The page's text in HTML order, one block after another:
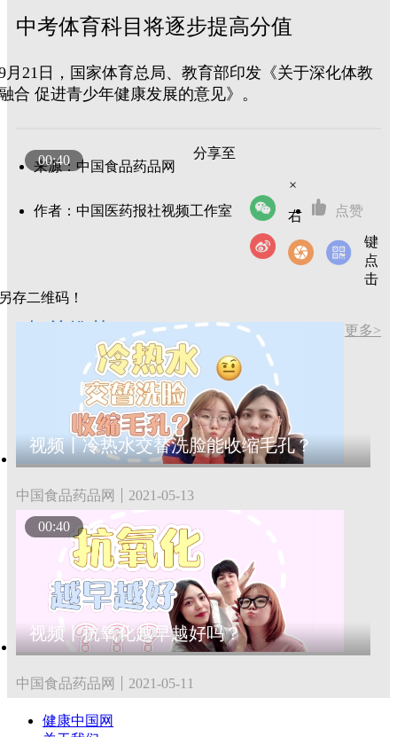
中考体育科目将逐步提高分值
月21日，国家体育总局、教育部印发《关于深化体教
合 促进青少年健康发展的意见》。
来源：中国食品药品网
作者：中国医药报社视频工作室 点赞
分享至
×
右
键
点
击
存二维码！
更多>
00:40
视频丨冷热水交替洗脸能收缩毛孔？
中国食品药品网 2021-05-13
00:40
视频丨抗氧化越早越好吗？
中国食品药品网 2021-05-11
健康中国网